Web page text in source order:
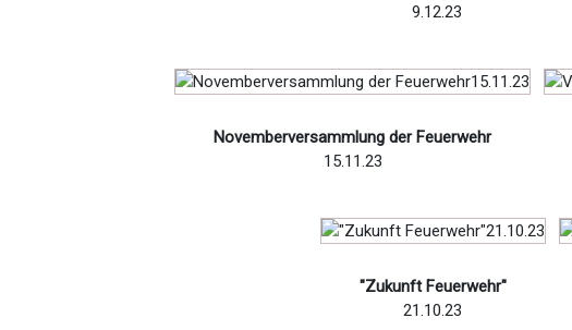
9.12.23
Novemberversammlung der Feuerwehr
15.11.23
"Zukunft Feuerwehr"
21.10.23